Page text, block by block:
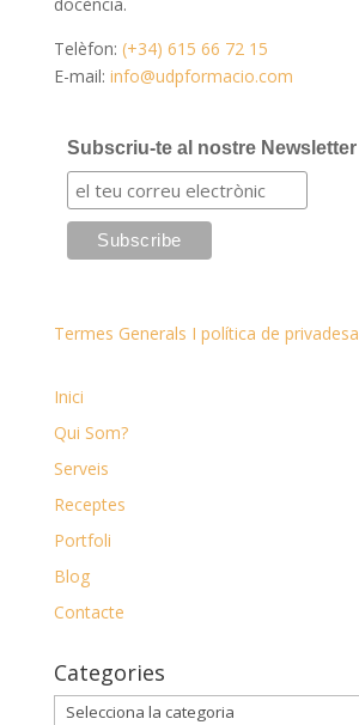
docència.
Telèfon: (+34) 615 66 72 15
E-mail: info@udpformacio.com
Subscriu-te al nostre Newsletter
Termes Generals I política de privadesa
Inici
Qui Som?
Serveis
Receptes
Portfoli
Blog
Contacte
Categories
Categories